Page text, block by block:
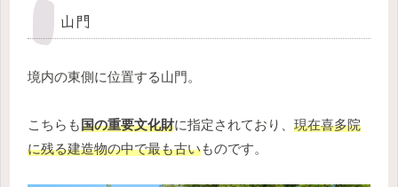
山門
境内の東側に位置する山門。
こちらも国の重要文化財に指定されており、 現在喜多院
に残る建造物の中で最も古いものです。